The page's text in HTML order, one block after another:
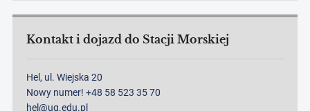
Kontakt i dojazd do Stacji Morskiej
Hel, ul. Wiejska 20
Nowy numer! +48 58 523 35 70
hel@ug.edu.pl